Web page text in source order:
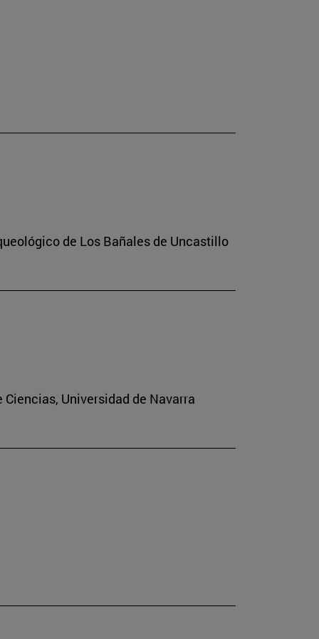
de Los Bañales de Uncastillo
Universidad de Navarra